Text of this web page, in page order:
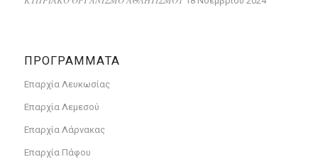
ΠΡΟΓΡΑΜΜΑΤΑ
Επαρχία Λευκωσίας
Επαρχία Λεμεσού
Επαρχία Λάρνακας
Επαρχία Πάφου